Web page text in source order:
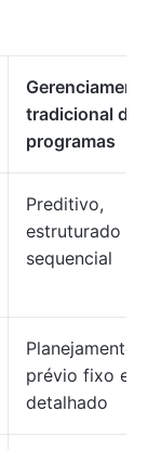
tradicional de
programas
Preditivo,
estruturado e
sequencial
Planejamento
prévio fixo e
detalhado